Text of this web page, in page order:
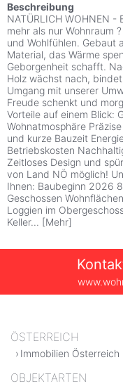
Beschreibung
NATÜRLICH WOHNEN -
mehr als nur Wohnraum
und Wohlfühlen. Gebaut
Material, das Wärme
Geborgenheit schafft.
Holz wächst nach,
Umgang mit unserer
Freude schenkt und
Vorteile auf einem Blick:
Wohnatmosphäre
und kurze Bauzeit
Betriebskosten
Zeitloses Design und
von Land NÖ möglich!
Ihnen: Baubeginn 2026 8
Geschossen
Loggien im
Keller... [Mehr]
ÖSTERREICH
Immobilien Österreich
OBJEKTARTEN